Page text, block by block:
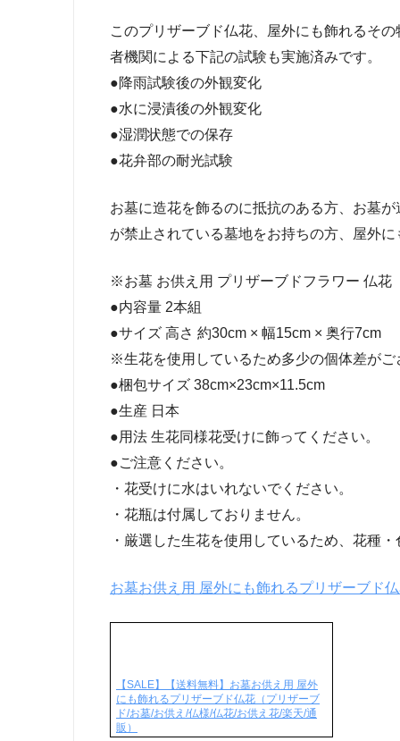
このプリザーブド仏花、屋外にも飾れるそ
者機関による下記の試験も実施済みです。
●降雨試験後の外観変化
●水に浸漬後の外観変化
●湿潤状態での保存
●花弁部の耐光試験
お墓に造花を飾るのに抵抗のある方、お墓
が禁止されている墓地をお持ちの方、屋外
※お墓 お供え用 プリザーブドフラワー 仏花
●内容量 2本組
●サイズ 高さ 約30cm × 幅15cm × 奥行7cm
※生花を使用しているため多少の個体差がご
●梱包サイズ 38cm×23cm×11.5cm
●生産 日本
●用法 生花同様花受けに飾ってください。
●ご注意ください。
・花受けに水はいれないでください。
・花瓶は付属しておりません。
・厳選した生花を使用しているため、花種
お墓お供え用 屋外にも飾れるプリザーブド
【SALE】【送料無料】お墓お供え用 屋外
にも飾れるプリザーブド仏花（プリザーブ
ド/お墓/お供え/仏様/仏花/お供え花/楽天/通
販）